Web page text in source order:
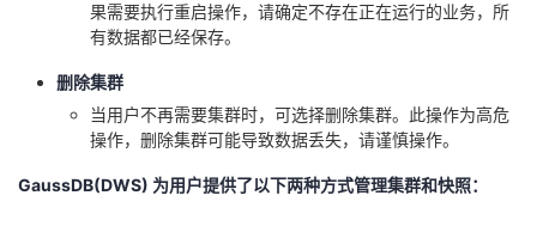
果需要执行重启操作，请确定不存在正在运行的业务，所
有数据都已经保存。
删除集群
当用户不再需要集群时，可选择删除集群。此操作为高危
操作，删除集群可能导致数据丢失，请谨慎操作。
GaussDB(DWS) 为用户提供了以下两种方式管理集群和快照：